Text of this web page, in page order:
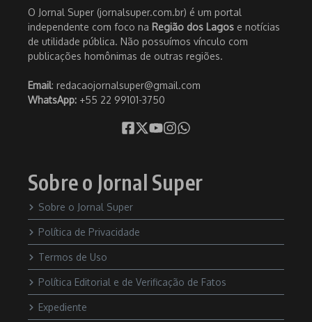
O Jornal Super (jornalsuper.com.br) é um portal
independente com foco na Região dos Lagos e notícias
de utilidade pública. Não possuímos vínculo com
publicações homônimas de outras regiões.
Email: redacaojornalsuper@gmail.com
WhatsApp: +55 22 99101-3750
Sobre o Jornal Super
Sobre o Jornal Super
Política de Privacidade
Termos de Uso
Política Editorial e de Verificação de Fatos
Expediente